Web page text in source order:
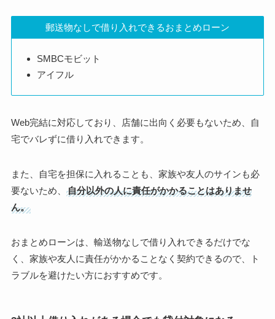
郵送物なしで借り入れできるおまとめローン
SMBCモビット
アイフル
Web完結に対応しており、店舗に出向く必要もないため、自
宅でバレずに借り入れできます。
また、自宅を担保に入れることも、家族や友人のサインも必
要ないため、
自分以外の人に責任がかかることはありませ
ん。
おまとめローンは、輸送物なしで借り入れできるだけでな
く、家族や友人に責任がかかることなく契約できるので、ト
ラブルを避けたい方におすすめです。